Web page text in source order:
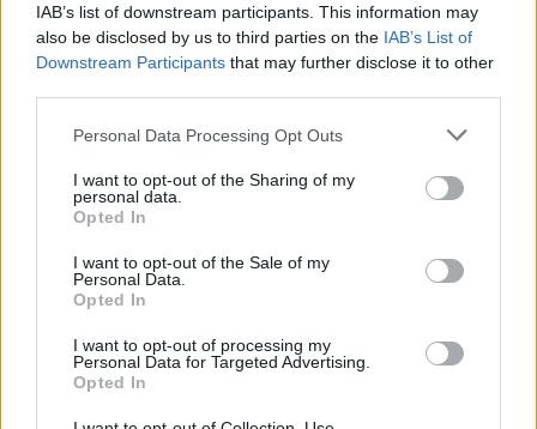
IAB’s list of downstream participants. This information may
also be disclosed by us to third parties on the IAB’s List of
Downstream Participants that may further disclose it to other
Personal Data Processing Opt Outs
I want to opt-out of the Sharing of my
personal data.
Opted In
I want to opt-out of the Sale of my
Personal Data.
Opted In
I want to opt-out of processing my
Personal Data for Targeted Advertising.
Opted In
Resumen de datos de la ruta entre Roda De
Barà y Arbúcies
combustible por litro
5l/100km 7l/100km
10l/100km
Gasolina 95
0,00€ 5l. - 0,00€ 7l.- 0,00€ 10l.- 0,00€
Gasolina 98
0,00€
0,00€ - 0,00€
Bio diesel
0,00€ 10l.- 0,00€
Estado del tráfico e incidencias de la DGT en
Roda De Barà
Actualmente no hay incidencias de tráfico cerca de
según la dirección general de tráfico